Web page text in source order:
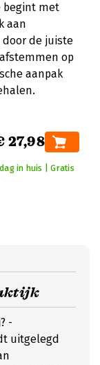
begint met
aan
de juiste
op
aanpak
27,98
in huis | Gratis
-
uitgelegd